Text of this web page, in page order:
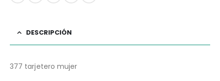
DESCRIPCIÓN
377 tarjetero mujer